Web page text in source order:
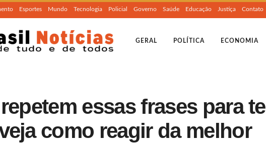
Esportes Mundo Tecnologia Policial Governo Saúde Educação Justiça Contato
GERAL POLÍTICA ECONOMIA
essas frases para te
como reagir da melhor